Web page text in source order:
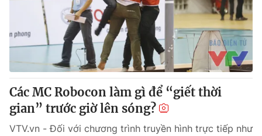
Các MC Robocon làm gì để “giết thời
gian” trước giờ lên sóng?
VTV.vn - Đối với chương trình truyền hình trực tiếp như